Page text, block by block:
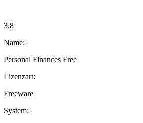
3,8
Name:
Personal Finances Free
Lizenzart:
Freeware
System: